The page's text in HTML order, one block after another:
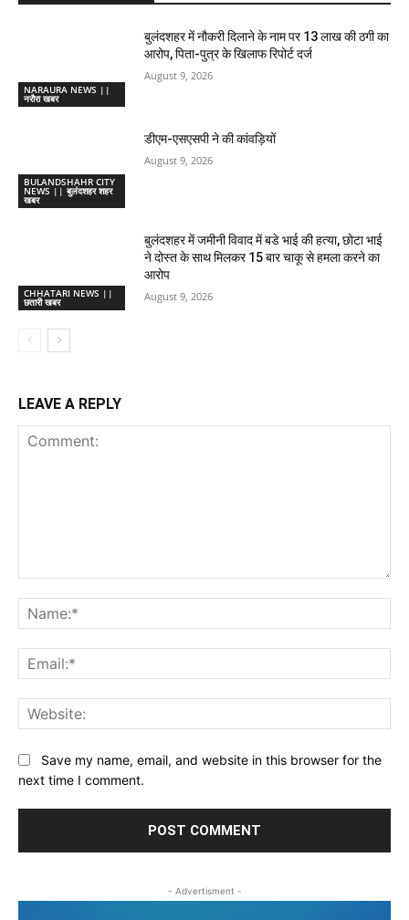
NARAURA NEWS ||
नरौरा खबर
बुलंदशहर में नौकरी दिलाने के नाम पर 13 लाख की ठगी का
आरोप, पिता-पुत्र के खिलाफ रिपोर्ट दर्ज
August 9, 2026
BULANDSHAHR CITY
NEWS || बुलंदशहर शहर
खबर
डीएम-एसएसपी ने की कांवड़ियों
August 9, 2026
CHHATARI NEWS ||
छतारी खबर
बुलंदशहर में जमीनी विवाद में बडे भाई की हत्या, छोटा भाई
ने दोस्त के साथ मिलकर 15 बार चाकू से हमला करने का
आरोप
August 9, 2026
LEAVE A REPLY
Save my name, email, and website in this browser for the
next time I comment.
- Advertisment -